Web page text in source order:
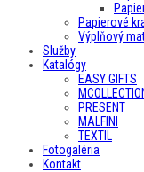
Papierové
Výplňový
Služby
Katalógy
EASY GIFTS
PRESENT
MALFINI
TEXTIL
Fotogaléria
Kontakt